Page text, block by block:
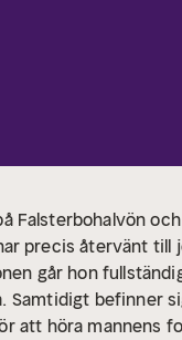
Falsterbohalvön
precis återvänt till
går hon
Samtidigt befinner
att höra mannens